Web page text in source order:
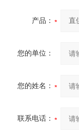
产品：
您的单位：
您的姓名：
联系电话：